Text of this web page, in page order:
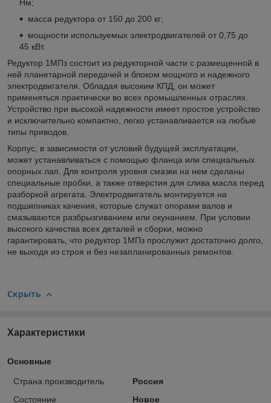
Нм;
масса редуктора от 150 до 200 кг;
мощности используемых электродвигателей от 0,75 до
45 кВт.
Редуктор 1МПз состоит из редукторной части с размещенной в
ней планетарной передачей и блоком мощного и надежного
электродвигателя. Обладая высоким КПД, он может
применяться практически во всех промышленных отраслях.
Устройство при высокой надежности имеет простое устройство
и исключительно компактно, легко устанавливается на любые
типы приводов.
Корпус, в зависимости от условий будущей эксплуатации,
может устанавливаться с помощью фланца или специальных
опорных лап. Для контроля уровня смазки на нем сделаны
специальные пробки, а также отверстия для слива масла перед
разборкой агрегата. Электродвигатель монтируется на
подшипниках качения, которые служат опорами валов и
смазываются разбрызгиванием или окунанием. При условии
высокого качества всех деталей и сборки, можно
гарантировать, что редуктор 1МПз прослужит достаточно долго,
не выходя из строя и без незапланированных ремонтов.
Скрыть
Характеристики
Основные
Страна производитель
Россия
Состояние
Новое